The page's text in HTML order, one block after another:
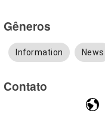
Gêneros
Information News
Contato